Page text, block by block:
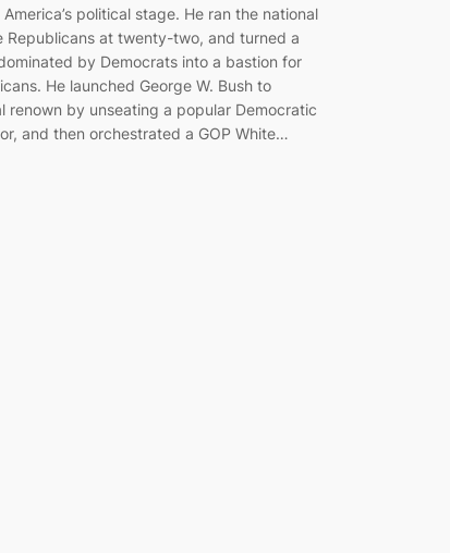
political stage. He ran the national
Republicans at twenty-two, and turned a
by Democrats into a bastion for
He launched George W. Bush to
renown by unseating a popular Democratic
and then orchestrated a GOP White…